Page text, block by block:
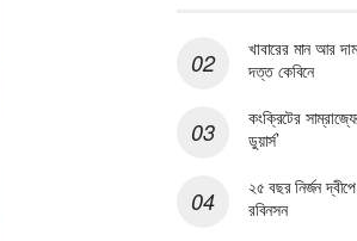
খাবারের মান আর
দত্ত কেবিনে
কংক্রিটের
ডুয়ার্স’
২৫ বছর নির্জন
রবিনসন